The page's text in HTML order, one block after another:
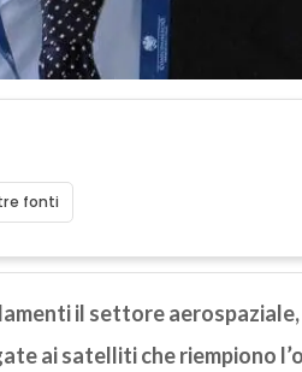
fonti
il settore
ai satelliti che riempiono